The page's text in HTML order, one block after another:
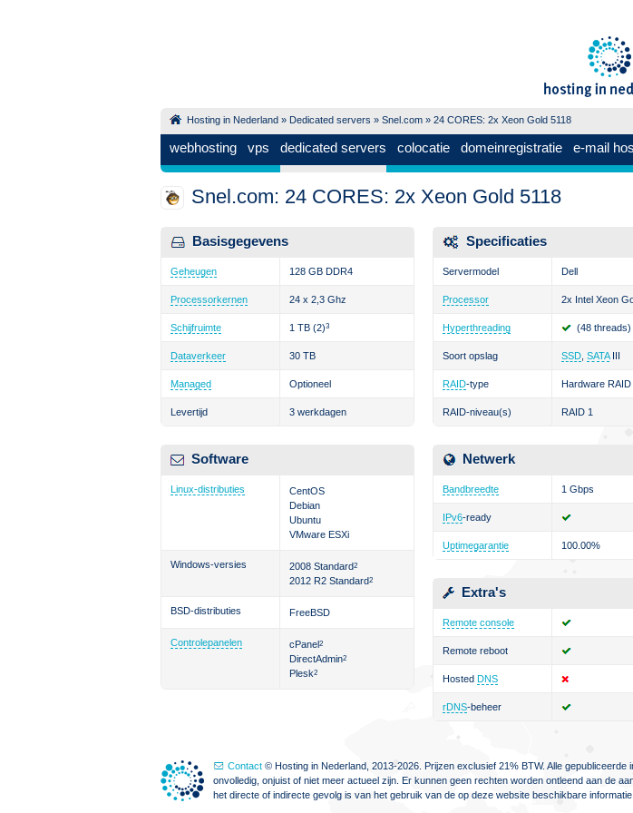
Hosting in Nederland » Dedicated servers » Snel.com » 24 CORES: 2x Xeon Gold 5118
webhosting vps dedicated servers colocatie domeinregistratie e-mail
Snel.com: 24 CORES: 2x Xeon Gold 5118
Basisgegevens
Geheugen 128 GB DDR4
Processorkernen 24 x 2,3 Ghz
Schijfruimte 1 TB (2)3
Dataverkeer 30 TB
Managed Optioneel
Levertijd 3 werkdagen
Software
Linux-distributies
CentOS
Debian
Ubuntu
VMware ESXi
Windows-versies 2008 Standard2
2012 R2 Standard2
BSD-distributies FreeBSD
Controlepanelen cPanel2
DirectAdmin2
Plesk2
Specificaties
Servermodel Dell
Processor 2x Intel Xeon
Hyperthreading (48 threads)
Soort opslag SSD SATAIII
RAID-type Hardware RAID
RAID-niveau(s) RAID 1
Netwerk
Bandbreedte 1 Gbps
IPv6-ready
Uptimegarantie 100.00%
Extra's
Remote console
Remote reboot
Hosted DNS
rDNS-beheer
Contact © Hosting in Nederland, 2013-2026. Prijzen exclusief 21% BTW. Alle
onvolledig, onjuist of niet meer actueel zijn. Er kunnen geen rechten worden ontleend aan de
het directe of indirecte gevolg is van het gebruik van de op deze website beschikbare informatie.